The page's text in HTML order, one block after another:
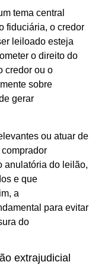
tema central
fiduciária, o credor
leiloado esteja
o direito do
credor ou o
sobre
gerar
ou atuar de
anulatória do leilão,
e que
a
para evitar
do
extrajudicial